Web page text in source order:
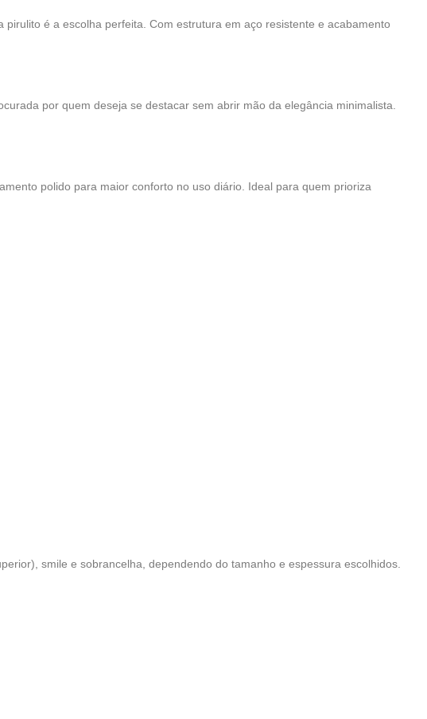
pirulito é a escolha perfeita. Com estrutura em aço resistente e acabamento
por quem deseja se destacar sem abrir mão da elegância minimalista.
polido para maior conforto no uso diário. Ideal para quem prioriza
smile e sobrancelha, dependendo do tamanho e espessura escolhidos.